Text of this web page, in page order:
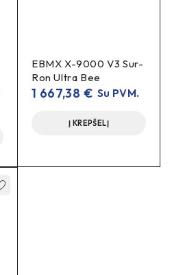
EBMX X-9000 V3 Sur-
Ron Ultra Bee
1 667,38 € Su PVM.
Į KREPŠELĮ